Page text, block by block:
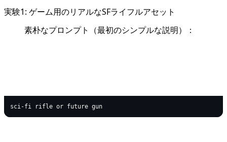
実験1: ゲーム用のリアルなSFライフルアセット
素朴なプロンプト（最初のシンプルな説明）：